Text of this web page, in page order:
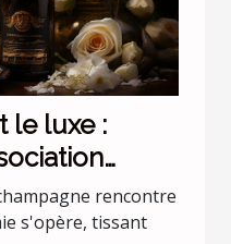
le luxe :
rencontre
s'opère, tissant